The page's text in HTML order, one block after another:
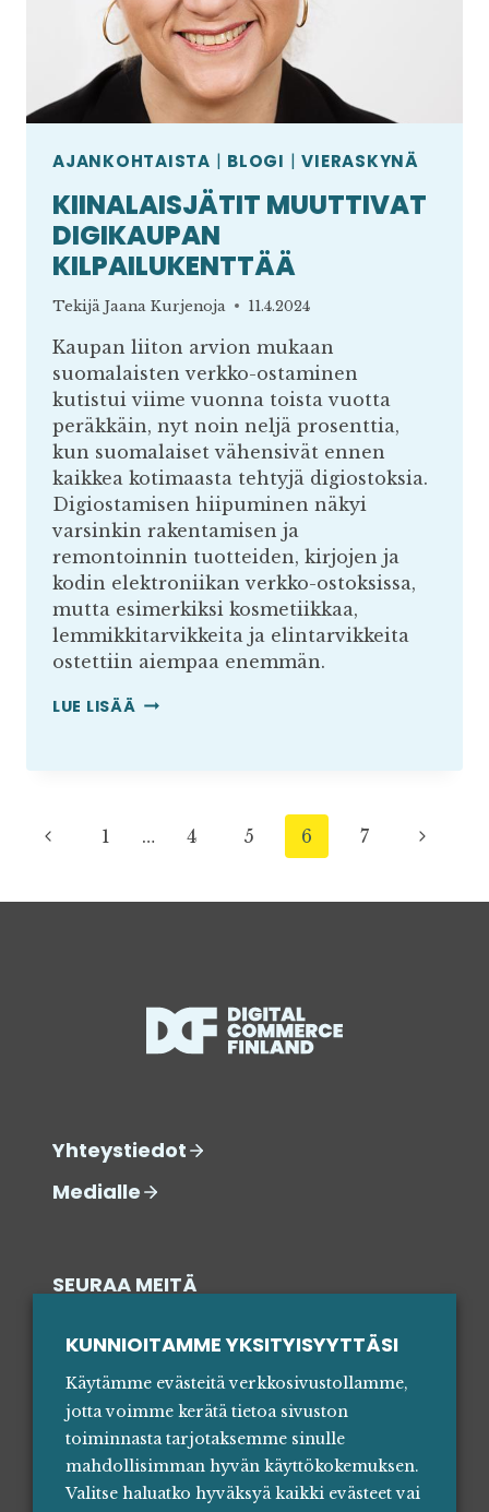
AJANKOHTAISTA | BLOGI |VIERASKYNÄ
KIINALAISJÄTIT MUUTTIVAT
DIGIKAUPAN
KILPAILUKENTTÄÄ
Tekijä Jaana Kurjenoja 11.4.2024
Kaupan liiton arvion mukaan
suomalaisten verkko-ostaminen
kutistui viime vuonna toista vuotta
peräkkäin, nyt noin neljä prosenttia,
kun suomalaiset vähensivät ennen
kaikkea kotimaasta tehtyjä digiostoksia.
Digiostamisen hiipuminen näkyi
varsinkin rakentamisen ja
remontoinnin tuotteiden, kirjojen ja
kodin elektroniikan verkko-ostoksissa,
mutta esimerkiksi kosmetiikkaa,
lemmikkitarvikkeita ja elintarvikkeita
ostettiin aiempaa enemmän.
LUE LISÄÄ KIINALAISJÄTIT
SIVUNAVIGOINTI
Edellinen
1 … 4 5 6 7
Yhteystiedot
Medialle
SEURAA MEITÄ
KUNNIOITAMME YKSITYISYYTTÄSI
Käytämme evästeitä verkkosivustollamme,
jotta voimme kerätä tietoa sivuston
toiminnasta tarjotaksemme sinulle
mahdollisimman hyvän käyttökokemuksen.
Valitse haluatko hyväksyä kaikki evästeet vai